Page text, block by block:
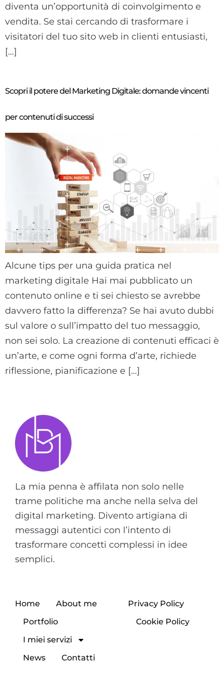
diventa un’opportunità di coinvolgimento e
vendita. Se stai cercando di trasformare i
visitatori del tuo sito web in clienti entusiasti,
[…]
Scopri il potere del Marketing Digitale: domande vincenti
per contenuti di successi
Alcune tips per una guida pratica nel
marketing digitale Hai mai pubblicato un
contenuto online e ti sei chiesto se avrebbe
davvero fatto la differenza? Se hai avuto dubbi
sul valore o sull’impatto del tuo messaggio,
non sei solo. La creazione di contenuti efficaci è
un’arte, e come ogni forma d’arte, richiede
riflessione, pianificazione e […]
La mia penna è affilata non solo nelle
trame politiche ma anche nella selva del
digital marketing. Divento artigiana di
messaggi autentici con l’intento di
trasformare concetti complessi in idee
semplici.
Home
About me
Portfolio
I miei servizi
News
Contatti
Privacy Policy
Cookie Policy